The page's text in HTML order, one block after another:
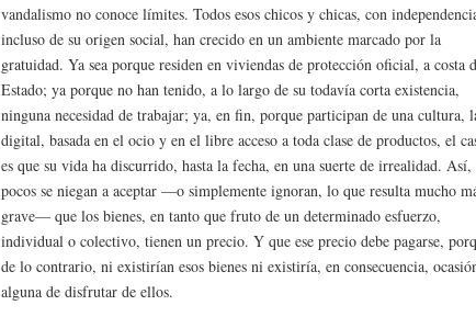
vandalismo no conoce límites. Todos esos chicos y chicas, con
incluso de su origen social, han crecido en un ambiente marcado por la
gratuidad. Ya sea porque residen en viviendas de protección oficial, a costa
Estado; ya porque no han tenido, a lo largo de su todavía corta existencia,
ninguna necesidad de trabajar; ya, en fin, porque participan de una cultura,
digital, basada en el ocio y en el libre acceso a toda clase de productos, el
es que su vida ha discurrido, hasta la fecha, en una suerte de irrealidad. Así,
pocos se niegan a aceptar —o simplemente ignoran, lo que resulta mucho
grave— que los bienes, en tanto que fruto de un determinado esfuerzo,
individual o colectivo, tienen un precio. Y que ese precio debe pagarse,
de lo contrario, ni existirían esos bienes ni existiría, en consecuencia,
alguna de disfrutar de ellos.